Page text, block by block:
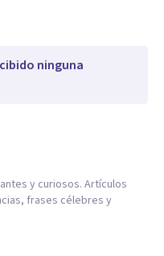
ninguna
y curiosos. Artículos
frases célebres y